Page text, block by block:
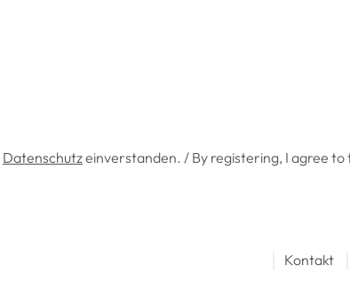
Datenschutzeinverstanden. / By registering, I agree
Kontakt